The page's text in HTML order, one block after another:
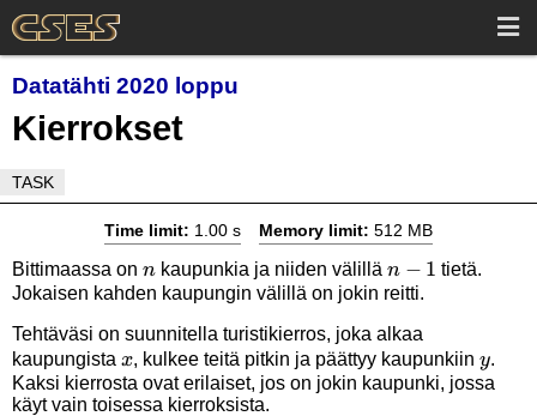
Datatähti 2020 loppu
Kierrokset
TASK
Time limit: 1.00 s Memory limit: 512 MB
Bittimaassa on n
nkaupunkia ja niiden välillä n-
1
n − 1 tietä.
Jokaisen kahden kaupungin välillä on jokin reitti.
Tehtäväsi on suunnitella turistikierros, joka alkaa
kaupungista x
x, kulkee teitä pitkin ja päättyy kaupunkiin y
y.
Kaksi kierrosta ovat erilaiset, jos on jokin kaupunki, jossa
käyt vain toisessa kierroksista.